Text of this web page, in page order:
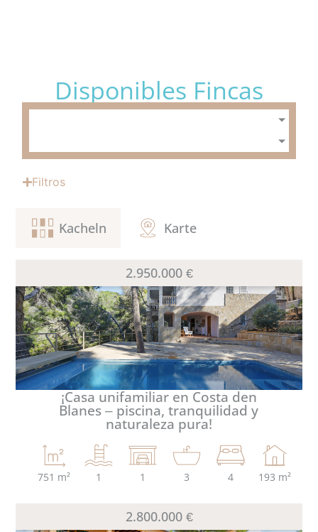
TERRENOS
FINCAS
INFORMACIÓN ÚTIL
SOBRE NOSOTROS
FAVORITOS
Disponibles Fincas
Filtros
Kacheln Karte
2.950.000 €
¡Casa unifamiliar en Costa den
Blanes – piscina, tranquilidad y
naturaleza pura!
751 m² 1 1 3 4 193 m²
2.800.000 €